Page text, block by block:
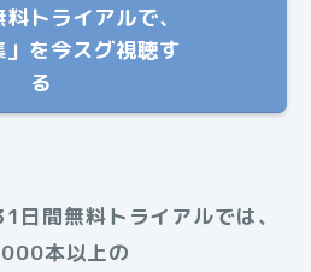
トライアルで、
」を今スグ視聴す
る
日間無料トライアルでは、
本以上の